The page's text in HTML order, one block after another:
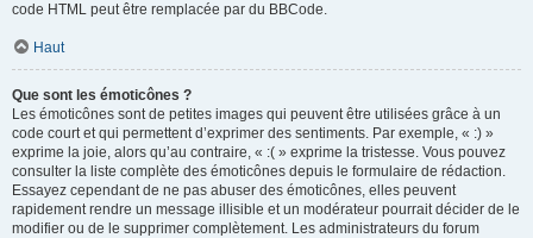
code HTML peut être remplacée par du BBCode.
Haut
Que sont les émoticônes ?
Les émoticônes sont de petites images qui peuvent être utilisées grâce à un
code court et qui permettent d’exprimer des sentiments. Par exemple, « :) »
exprime la joie, alors qu’au contraire, « :( » exprime la tristesse. Vous pouvez
consulter la liste complète des émoticônes depuis le formulaire de rédaction.
Essayez cependant de ne pas abuser des émoticônes, elles peuvent
rapidement rendre un message illisible et un modérateur pourrait décider de le
modifier ou de le supprimer complètement. Les administrateurs du forum